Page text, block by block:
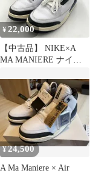
¥22,000
【中古品】 NIKE×A
MA MANIERE ナイキ ×
HV8571-100 AIR
JORDAN 3 RETRO OG
SP FOR THE LOVE エ
アジョーダン3レトロ
OGSP 【160-260127-
nm-02-tei】
¥24,500
A Ma Maniere × Air